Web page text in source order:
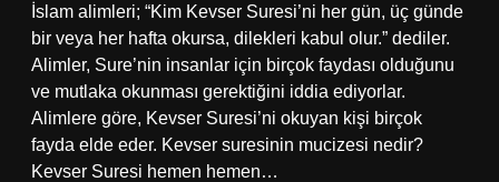
İslam alimleri; “Kim Kevser Suresi’ni her gün, üç günde
bir veya her hafta okursa, dilekleri kabul olur.” dediler.
Alimler, Sure’nin insanlar için birçok faydası olduğunu
ve mutlaka okunması gerektiğini iddia ediyorlar.
Alimlere göre, Kevser Suresi’ni okuyan kişi birçok
fayda elde eder. Kevser suresinin mucizesi nedir?
Kevser Suresi hemen hemen…